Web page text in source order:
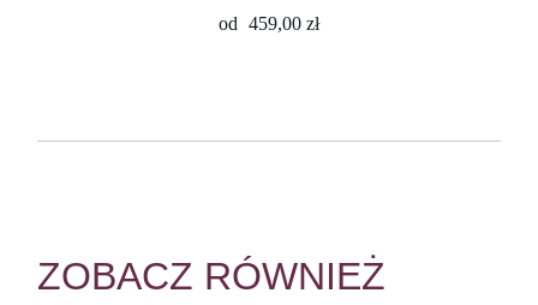
od 459,00 zł
ZOBACZ RÓWNIEŻ